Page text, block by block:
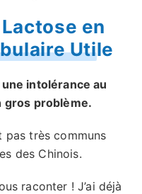
en
Utile
intolérance au
gros problème.
pas très communs
des Chinois.
raconter ! J’ai déjà